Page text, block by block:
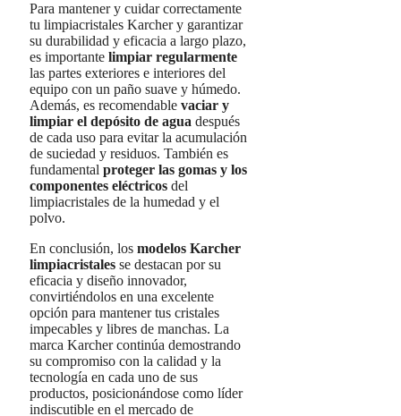
Para mantener y cuidar correctamente
tu limpiacristales Karcher y garantizar
su durabilidad y eficacia a largo plazo,
es importante limpiar regularmente
las partes exteriores e interiores del
equipo con un paño suave y húmedo.
Además, es recomendable vaciar y
limpiar el depósito de agua después
de cada uso para evitar la acumulación
de suciedad y residuos. También es
fundamental proteger las gomas y los
componentes eléctricos del
limpiacristales de la humedad y el
polvo.
En conclusión, los modelos Karcher
limpiacristales se destacan por su
eficacia y diseño innovador,
convirtiéndolos en una excelente
opción para mantener tus cristales
impecables y libres de manchas. La
marca Karcher continúa demostrando
su compromiso con la calidad y la
tecnología en cada uno de sus
productos, posicionándose como líder
indiscutible en el mercado de